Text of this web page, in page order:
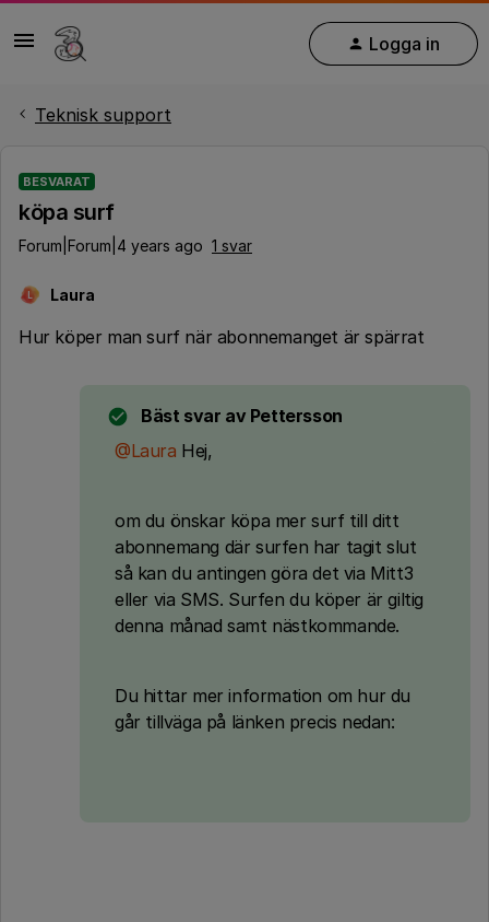
Logga in
Teknisk support
BESVARAT
köpa surf
Forum|Forum|4 years ago 1 svar
Laura
Hur köper man surf när abonnemanget är spärrat
Bäst svar av Pettersson
@Laura Hej,
om du önskar köpa mer surf till ditt
abonnemang där surfen har tagit slut
så kan du antingen göra det via Mitt3
eller via SMS. Surfen du köper är giltig
denna månad samt nästkommande.
Du hittar mer information om hur du
går tillväga på länken precis nedan: